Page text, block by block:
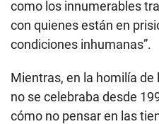
como los innumerables
con quienes están en
condiciones inhumanas”.
Mientras, en la homilía de
no se celebraba desde
cómo no pensar en las